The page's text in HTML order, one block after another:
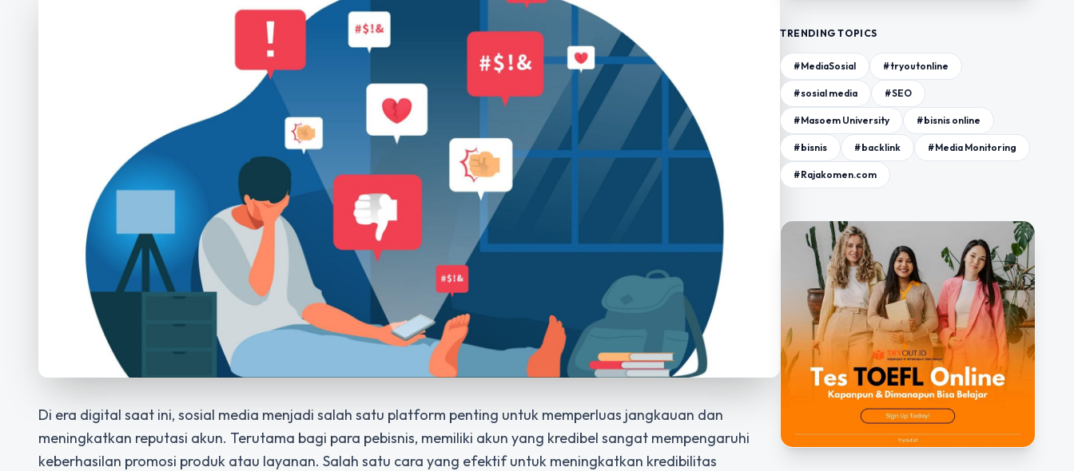
Di era digital saat ini, sosial media menjadi salah satu platform penting untuk memperluas jangkauan dan
meningkatkan reputasi akun. Terutama bagi para pebisnis, memiliki akun yang kredibel sangat mempengaruhi
keberhasilan promosi produk atau layanan. Salah satu cara yang efektif untuk meningkatkan kredibilitas
TRENDING TOPICS
#MediaSosial #tryoutonline
#sosial media #SEO
#Masoem University #bisnis online
#bisnis #backlink #Media Monitoring
#Rajakomen.com